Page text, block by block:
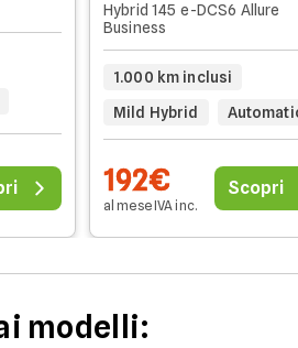
Hybrid 145 e-DCS6 Allure
Business
1.000 km inclusi
Mild Hybrid
192€
al mese IVA inc.
Scopri
modelli: